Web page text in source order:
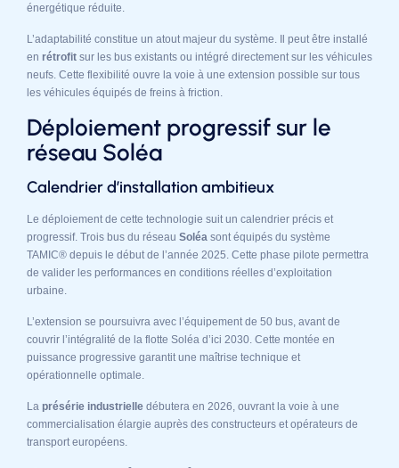
énergétique réduite.
L’adaptabilité constitue un atout majeur du système. Il peut être installé
en rétrofit sur les bus existants ou intégré directement sur les véhicules
neufs. Cette flexibilité ouvre la voie à une extension possible sur tous
les véhicules équipés de freins à friction.
Déploiement progressif sur le
réseau Soléa
Calendrier d’installation ambitieux
Le déploiement de cette technologie suit un calendrier précis et
progressif. Trois bus du réseau Soléa sont équipés du système
TAMIC® depuis le début de l’année 2025. Cette phase pilote permettra
de valider les performances en conditions réelles d’exploitation
urbaine.
L’extension se poursuivra avec l’équipement de 50 bus, avant de
couvrir l’intégralité de la flotte Soléa d’ici 2030. Cette montée en
puissance progressive garantit une maîtrise technique et
opérationnelle optimale.
La présérie industrielle débutera en 2026, ouvrant la voie à une
commercialisation élargie auprès des constructeurs et opérateurs de
transport européens.